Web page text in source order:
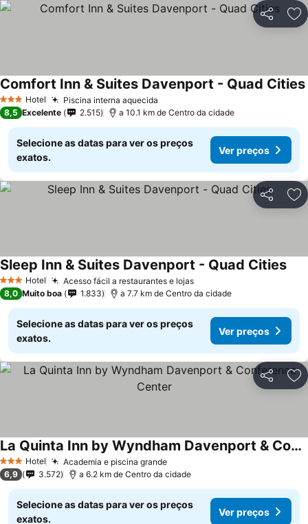
Partilhar
3 EstrelasHotel Piscina interna aquecida
Comfort Inn & Suites Davenport - Quad Cities
8,5 Excelente 2.515 a 10.1 km de Centro da cidade
Selecione as datas para ver os preços
exatos.
Ver preços
Partilhar
3 EstrelasHotel Acesso fácil a restaurantes e lojas
Sleep Inn & Suites Davenport - Quad Cities
8,0 Muito boa 1.833 a 7.7 km de Centro da cidade
Selecione as datas para ver os preços
exatos.
Ver preços
Partilhar
3 EstrelasHotel Academia e piscina grande
La Quinta Inn by Wyndham Davenport & Conference Center
6,9 3.572 a 6.2 km de Centro da cidade
Selecione as datas para ver os preços
exatos.
Ver preços